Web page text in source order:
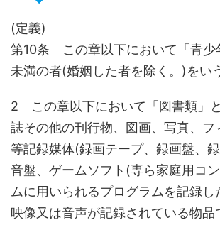
(定義)
第10条 この章以下において「青少
未満の者(婚姻した者を除く。)をい
2 この章以下において「図書類」
誌その他の刊行物、図画、写真、フ
等記録媒体(録画テープ、録画盤、
音盤、ゲームソフト(専ら家庭用コ
ムに用いられるプログラムを記録
映像又は音声が記録されている物品